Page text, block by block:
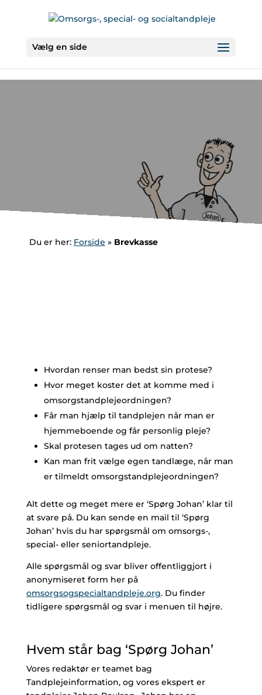
Vælg en side
Du er her: Forside » Brevkasse
Hvordan renser man bedst sin protese?
Hvor meget koster det at komme med i
omsorgstandplejeordningen?
Får man hjælp til tandplejen når man er
hjemmeboende og får personlig pleje?
Skal protesen tages ud om natten?
Kan man frit vælge egen tandlæge, når man
er tilmeldt omsorgstandplejeordningen?
Alt dette og meget mere er ‘Spørg Johan’ klar til
at svare på. Du kan sende en mail til ‘Spørg
Johan’ hvis du har spørgsmål om omsorgs-,
special- eller seniortandpleje.
Alle spørgsmål og svar bliver offentliggjort i
anonymiseret form her på
omsorgsogspecialtandpleje.org. Du finder
tidligere spørgsmål og svar i menuen til højre.
Hvem står bag ‘Spørg Johan’
Vores redaktør er teamet bag
Tandplejeinformation, og vores ekspert er